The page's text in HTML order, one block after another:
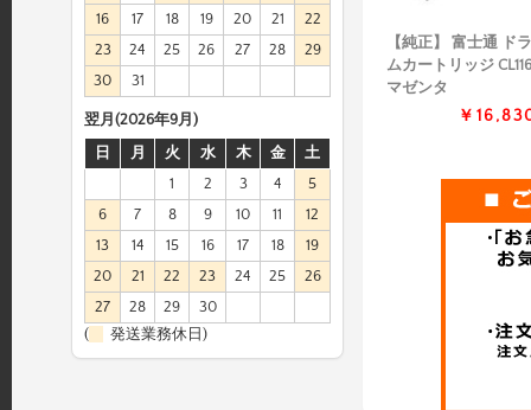
【純正】 富士通 ドラ
ムカートリッジ CL116
マゼンタ
￥
16 17 18 19 20 21
22
23
24 25 26 27 28
29
30
31
翌月(2026年9月)
日
月 火 水 木 金
土
1
2 3 4
5
6
7 8 9 10 11
12
13
14 15 16 17 18
19
20
21 22 23 24 25
26
27
28 29
30
(
発送業務休日)